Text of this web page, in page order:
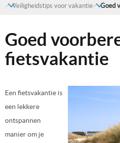
Veiligheidstips voor vakantie
Goed
Goed
fietsvakantie
Een fietsvakantie is
een lekkere
ontspannen
manier om je